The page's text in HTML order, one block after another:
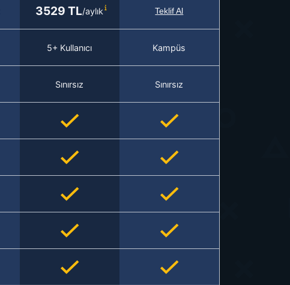
3529 TL/aylık Teklif Al
5+ Kullanıcı Kampüs
Sınırsız Sınırsız